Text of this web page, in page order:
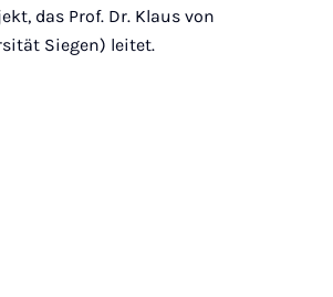
das Prof. Dr. Klaus von
Siegen) leitet.